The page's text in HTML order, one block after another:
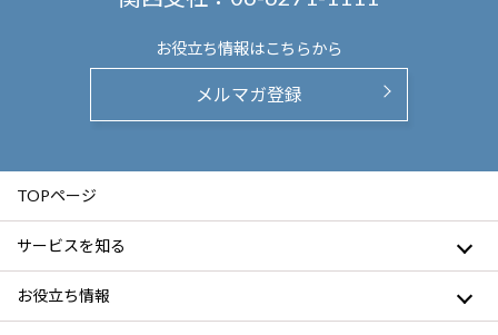
お役立ち情報はこちらから
メルマガ登録
TOPページ
サービスを知る
お役立ち情報